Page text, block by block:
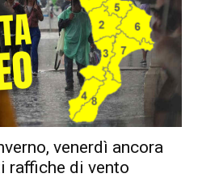
venerdì ancora
raffiche di vento